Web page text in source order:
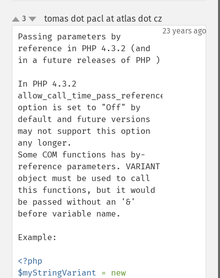
up
down
3 tomas dot pacl at atlas dot cz¶
23 years ago
Passing parameters by
reference in PHP 4.3.2 (and
in a future releases of PHP )
In PHP 4.3.2
allow_call_time_pass_reference
option is set to "Off" by
default and future versions
may not support this option
any longer.
Some COM functions has by-
reference parameters. VARIANT
object must be used to call
this functions, but it would
be passed without an '&'
before variable name.
Example:
<?php
$myStringVariant